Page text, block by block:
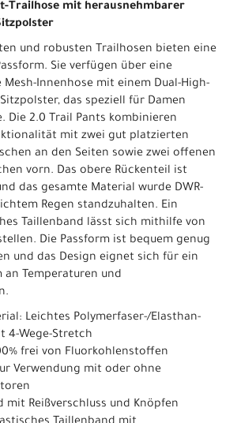
Trailhose mit herausnehmbarer
und robusten Trailhosen bieten eine
Sie verfügen über eine
Mesh-Innenhose mit einem Dual-High-
Sitzpolster, das speziell für Damen
Die 2.0 Trail Pants kombinieren
mit zwei gut platzierten
an den Seiten sowie zwei offenen
vorn. Das obere Rückenteil ist
das gesamte Material wurde DWR-
Regen standzuhalten. Ein
Taillenband lässt sich mithilfe von
Die Passform ist bequem genug
und das Design eignet sich für ein
an Temperaturen und
Leichtes Polymerfaser-/Elasthan-
4-Wege-Stretch
frei von Fluorkohlenstoffen
Verwendung mit oder ohne
mit Reißverschluss und Knöpfen